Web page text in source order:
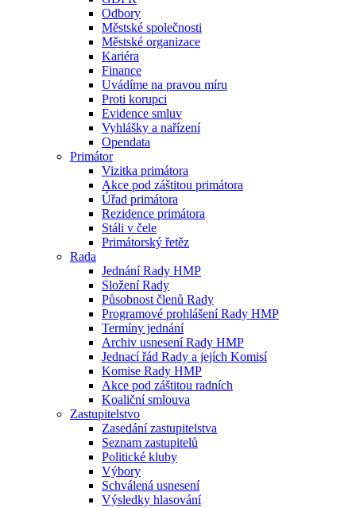
Odbory
Městské společnosti
Městské organizace
Kariéra
Finance
Uvádíme na pravou míru
Proti korupci
Evidence smluv
Vyhlášky a nařízení
Opendata
Primátor
Vizitka primátora
Akce pod záštitou primátora
Úřad primátora
Rezidence primátora
Stáli v čele
Primátorský řetěz
Rada
Jednání Rady HMP
Složení Rady
Působnost členů Rady
Programové prohlášení Rady HMP
Termíny jednání
Archiv usnesení Rady HMP
Jednací řád Rady a jejích Komisí
Komise Rady HMP
Akce pod záštitou radních
Koaliční smlouva
Zastupitelstvo
Zasedání zastupitelstva
Seznam zastupitelů
Politické kluby
Výbory
Schválená usnesení
Výsledky hlasování